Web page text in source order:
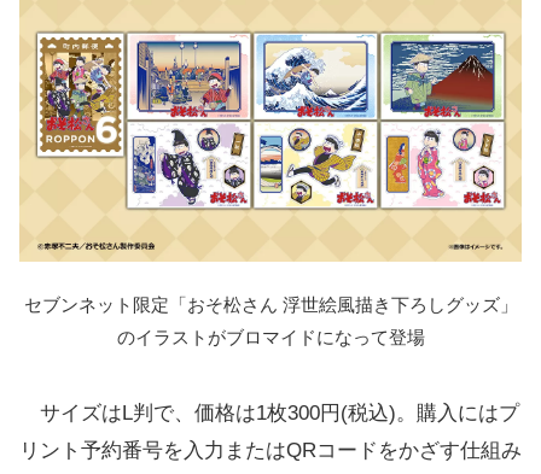
セブンネット限定「おそ松さん 浮世絵風描き下ろしグッズ」
のイラストがブロマイドになって登場
サイズはL判で、価格は1枚300円(税込)。購入にはプ
リント予約番号を入力またはQRコードをかざす仕組み